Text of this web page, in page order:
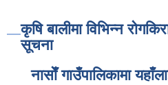
कृषि बालीमा विभिन्न
सूचना
नासाेँ गाउँपालिकामा